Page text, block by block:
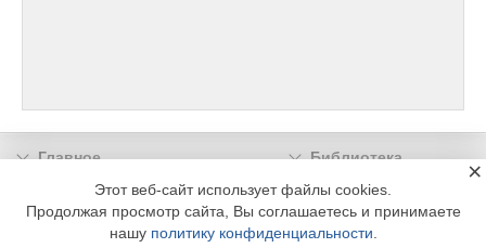
Главное
Библиотека
Подписка
Реклама
Информация
Этот веб-сайт использует файлы cookies.
Продолжая просмотр сайта, Вы соглашаетесь и принимаете
нашу политику конфиденциальности
×